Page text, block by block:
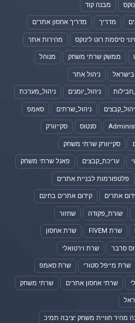
מבנה קוד
מדריך מדריך אחסון אתרים
סיסמת רוט לינוקס מהירות אתר
ממשק שרתי משחק מנוהל
בישראל ניהול אתר
ניהול_יומנים ניהול_מערכת
ניהול_שרתים סאמפ
סנטוס סקייוורק
סקייוורק שרתי משחק
עריכת_קבצים פאנל שרתי משחק
פלטפורמות לבניית אתרים
אתרים קידום אתרים בחינם
שורת_פקודה שחזור
שרת FIVEM שרת אחסון
סרבר שרת וירטואלי
שרת מייפל סטורי שרת סאמפ
שרתי אחסון אתרים שרתי משחק
מהיר חוויית משחק יציבה תמיכ